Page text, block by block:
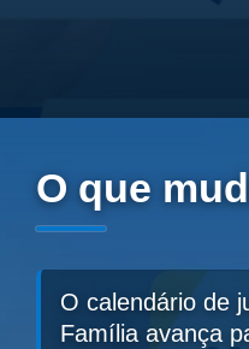
O que
O calendário de
Família avança